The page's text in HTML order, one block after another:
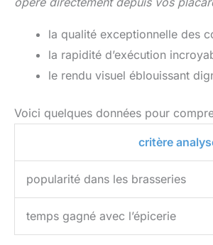
la qualité exceptionnelle des
la rapidité d’exécution
le rendu visuel éblouissant
Voici quelques données pour
critère
popularité dans les brasseries
temps gagné avec l’épicerie